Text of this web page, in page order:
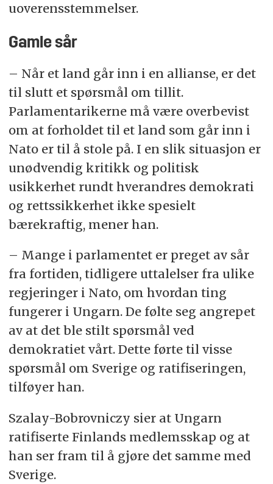
uoverensstemmelser.
Gamle sår
– Når et land går inn i en allianse, er det
til slutt et spørsmål om tillit.
Parlamentarikerne må være overbevist
om at forholdet til et land som går inn i
Nato er til å stole på. I en slik situasjon er
unødvendig kritikk og politisk
usikkerhet rundt hverandres demokrati
og rettssikkerhet ikke spesielt
bærekraftig, mener han.
– Mange i parlamentet er preget av sår
fra fortiden, tidligere uttalelser fra ulike
regjeringer i Nato, om hvordan ting
fungerer i Ungarn. De følte seg angrepet
av at det ble stilt spørsmål ved
demokratiet vårt. Dette førte til visse
spørsmål om Sverige og ratifiseringen,
tilføyer han.
Szalay-Bobrovniczy sier at Ungarn
ratifiserte Finlands medlemsskap og at
han ser fram til å gjøre det samme med
Sverige.